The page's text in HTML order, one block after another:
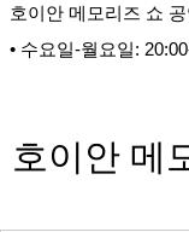
호이안 메모리즈 쇼
• 수요일-월요일:
호이안 메